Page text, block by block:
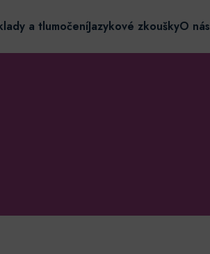
a tlumočeníJazykové zkouškyO nás